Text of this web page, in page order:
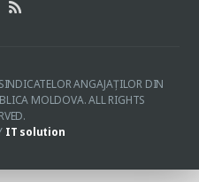
ANGAJAŢILOR DIN
MOLDOVA. ALL RIGHTS
IT solution